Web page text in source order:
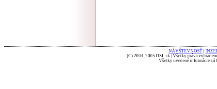
NÁVŠTEVNOSŤ
(C) 2004, 2005 DSL.sk | Všetky práva
Všetky uvedené informácie sú